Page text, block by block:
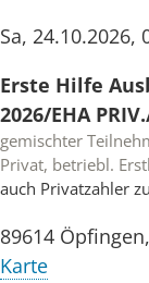
Sa, 24.10.2026,
Erste Hilfe
2026/EHA
gemischter
Privat, betriebl.
auch Privatzahler
89614 Öpfingen,
Karte